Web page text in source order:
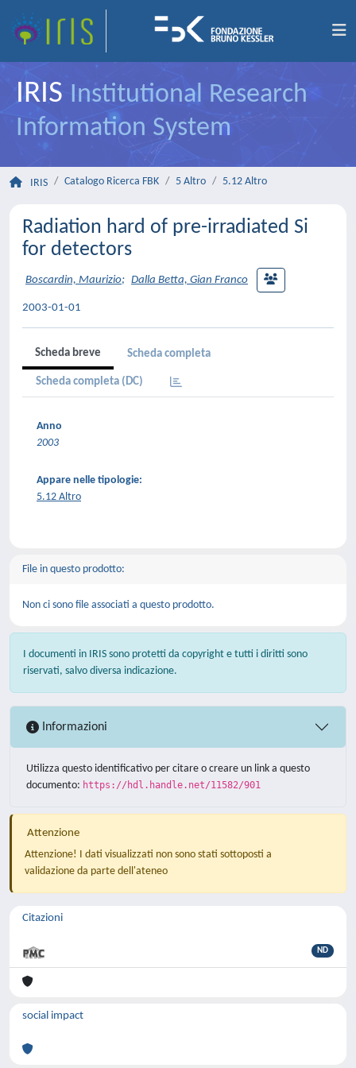
IRIS Institutional Research
Information System
IRIS Catalogo Ricerca FBK 5 Altro 5.12 Altro
Radiation hard of pre-irradiated Si
for detectors
Boscardin, Maurizio; Dalla Betta, Gian Franco
2003-01-01
Scheda breve Scheda completa
Scheda completa (DC)
Anno
2003
Appare nelle tipologie:
5.12 Altro
File in questo prodotto:
Non ci sono file associati a questo prodotto.
I documenti in IRIS sono protetti da copyright e tutti i diritti sono
riservati, salvo diversa indicazione.
Informazioni
Utilizza questo identificativo per citare o creare un link a questo
documento: https://hdl.handle.net/11582/901
Attenzione
Attenzione! I dati visualizzati non sono stati sottoposti a
validazione da parte dell'ateneo
Citazioni
ND
social impact